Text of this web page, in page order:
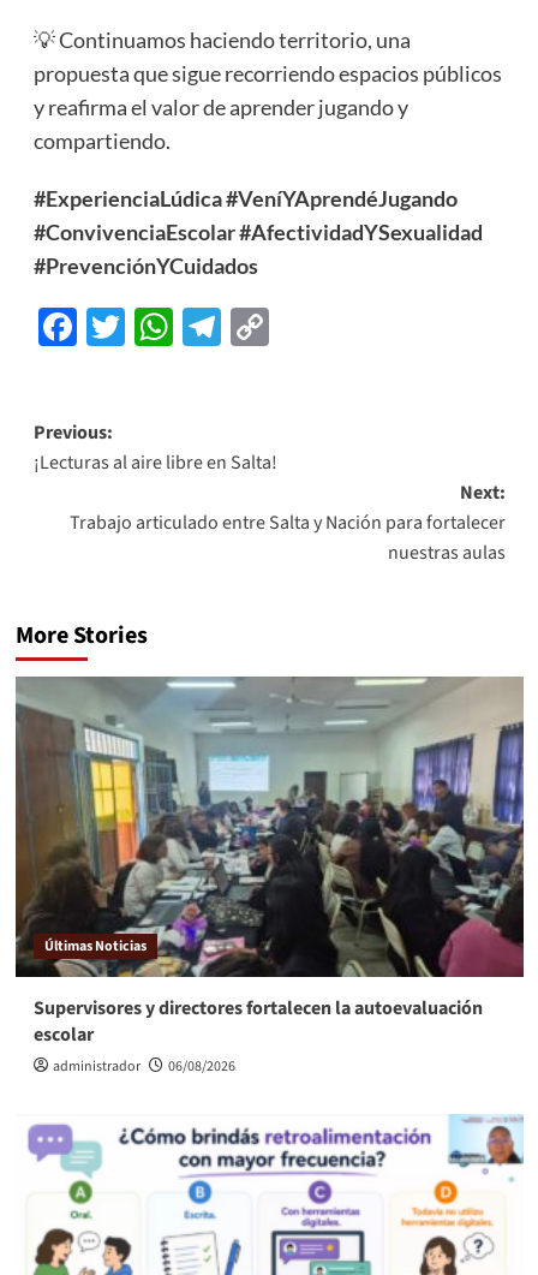
💡 Continuamos haciendo territorio, una
propuesta que sigue recorriendo espacios públicos
y reafirma el valor de aprender jugando y
compartiendo.
#ExperienciaLúdica#VeníYAprendéJugando
#ConvivenciaEscolar#AfectividadYSexualidad
#PrevenciónYCuidados
Facebook
Twitter
WhatsApp
Telegram
Copy
Previous:
¡Lecturas al aire libre en Salta!
Next:
Trabajo articulado entre Salta y Nación para fortalecer
nuestras aulas
More Stories
Últimas Noticias
Supervisores y directores fortalecen la autoevaluación
escolar
administrador 06/08/2026